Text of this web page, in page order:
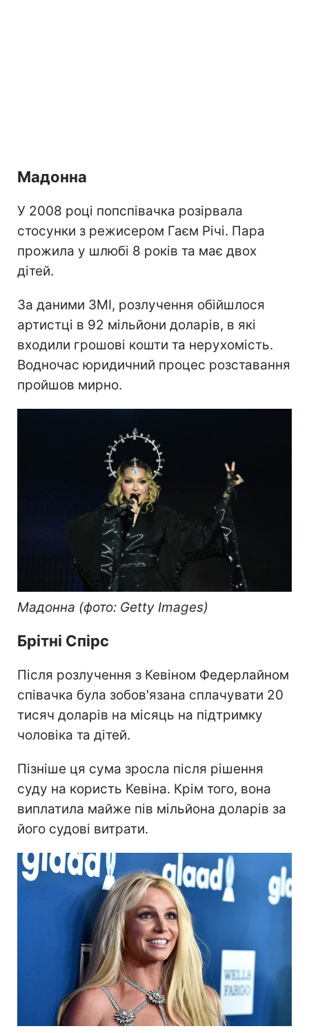
Мадонна
У 2008 році попспівачка розірвала
стосунки з режисером Гаєм Річі. Пара
прожила у шлюбі 8 років та має двох
дітей.
За даними ЗМІ, розлучення обійшлося
артистці в 92 мільйони доларів, в які
входили грошові кошти та нерухомість.
Водночас юридичний процес розставання
пройшов мирно.
Мадонна (фото: Getty Images)
Брітні Спірс
Після розлучення з Кевіном Федерлайном
співачка була зобов'язана сплачувати 20
тисяч доларів на місяць на підтримку
чоловіка та дітей.
Пізніше ця сума зросла після рішення
суду на користь Кевіна. Крім того, вона
виплатила майже пів мільйона доларів за
його судові витрати.